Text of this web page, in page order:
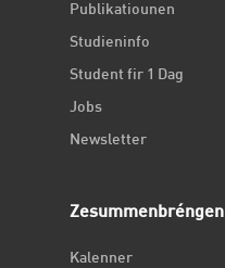
Publikatiounen
Studieninfo
Student fir 1 Dag
Jobs
Newsletter
Zesummenbréngen
Kalenner